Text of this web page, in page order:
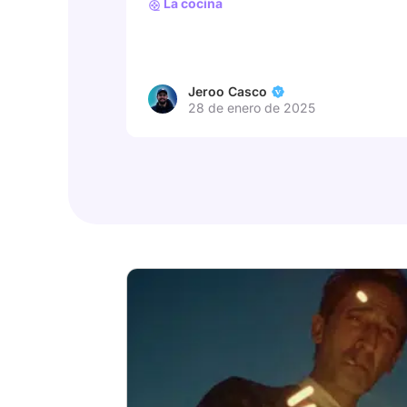
La cocina
Jeroo Casco
28 de enero de 2025